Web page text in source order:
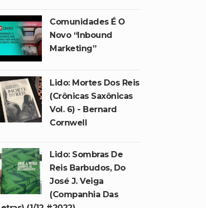
Comunidades É O
Novo “inbound
Marketing”
Lido: Mortes Dos Reis
(Crônicas Saxônicas
Vol. 6) - Bernard
Cornwell
Lido: Sombras De
Reis Barbudos, Do
José J. Veiga
(Companhia Das